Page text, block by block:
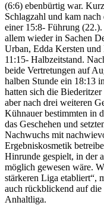
(6:6) ebenbürtig war.
Schlagzahl und kam
einer 15:8- Führung
allem wieder in Sachen
Urban, Edda Kersten und
11:15- Halbzeitstand.
beide Vertretungen auf
halben Stunde ein 18:13
hatten sich die
aber nach drei weiteren
Kühnauer bestimmten in
das Geschehen und
Nachwuchs mit
Ergebniskosmetik
Hinrunde gespielt, in der
möglich gewesen wäre.
stärkeren Liga etabliert“,
auch rückblickend auf die
Anhaltliga.